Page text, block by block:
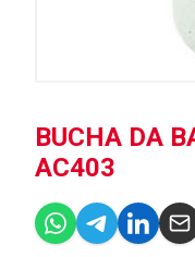
BUCHA DA
AC403